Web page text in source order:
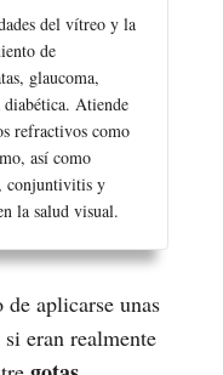
del vítreo y la
de
glaucoma,
Atiende
refractivos como
así como
conjuntivitis y
la salud visual.
aplicarse unas
eran realmente